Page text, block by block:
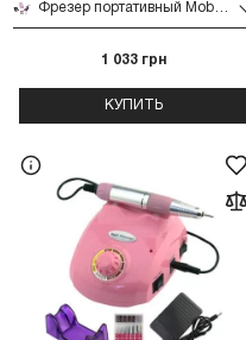
Фрезер портативный Mobile Drill BQ-101 45W 35000 об (Pink)
1 033 грн
КУПИТЬ